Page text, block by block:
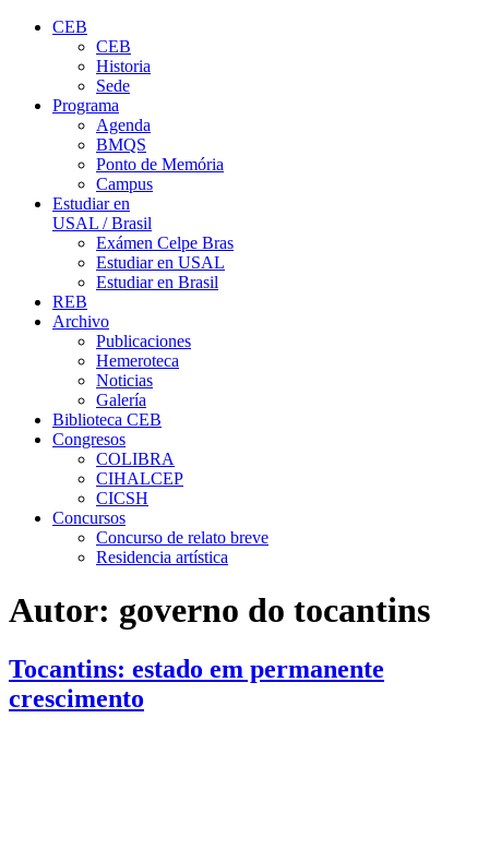
CEB
CEB
Historia
Sede
Programa
Agenda
BMQS
Ponto de Memória
Campus
Estudiar en
USAL / Brasil
Exámen Celpe Bras
Estudiar en USAL
Estudiar en Brasil
REB
Archivo
Publicaciones
Hemeroteca
Noticias
Galería
Biblioteca CEB
Congresos
COLIBRA
CIHALCEP
CICSH
Concursos
Concurso de relato breve
Residencia artística
Autor: governo do tocantins
Tocantins: estado em permanente
crescimento